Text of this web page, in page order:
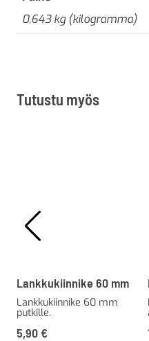
0,643 kg (kilogramma)
Tutustu myös
Lankkukiinnike 60 mm
Lankkukiinnike 60 mm
putkille.
5,90 €